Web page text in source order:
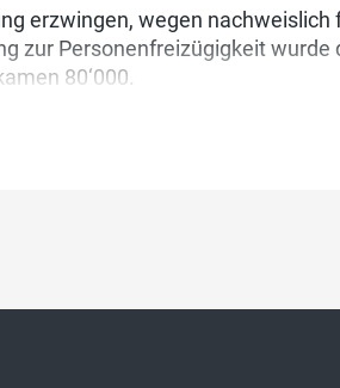
erzwingen, wegen
zur Personenfreizügigkeit wurde
80‘000.